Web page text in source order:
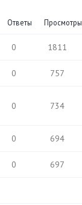
Ответы Просмотры
0 1811
0 757
0 734
0 694
0 697